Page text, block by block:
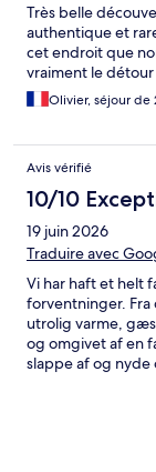
Très belle
authentique et
cet endroit que
vraiment le
Olivier, séjour de
Avis vérifié
10/10
19 juin 2026
Traduire avec
Vi har haft et helt
forventninger. Fra
utrolig varme,
og omgivet af en
slappe af og